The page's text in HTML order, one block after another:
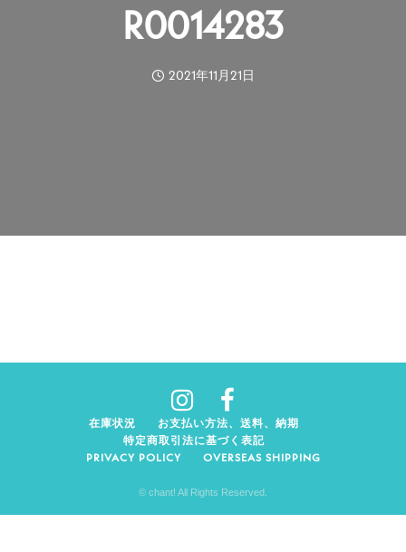
R0014283
2021年11月21日
在庫状況
お支払い方法、送料、納期
特定商取引法に基づく表記
PRIVACY POLICY
OVERSEAS SHIPPING
© chant! All Rights Reserved.